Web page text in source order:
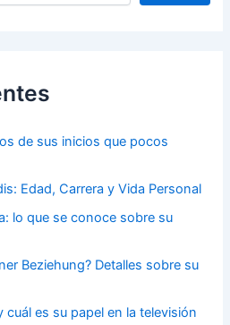
de sus inicios que pocos
Edad, Carrera y Vida Personal
lo que se conoce sobre su
Beziehung? Detalles sobre su
cuál es su papel en la televisión